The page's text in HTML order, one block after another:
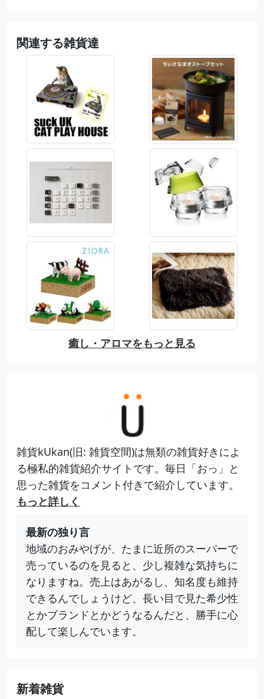
関連する雑貨達
癒し・アロマをもっと見る
雑貨kUkan(旧: 雑貨空間)は無類の雑貨好きによ
る極私的雑貨紹介サイトです。毎日「おっ」と
思った雑貨をコメント付きで紹介しています。
もっと詳しく
最新の独り言
地域のおみやげが、たまに近所のスーパーで
売っているのを見ると、少し複雑な気持ちに
なりますね。売上はあがるし、知名度も維持
できるんでしょうけど、長い目で見た希少性
とかブランドとかどうなるんだと、勝手に心
配して楽しんでいます。
新着雑貨